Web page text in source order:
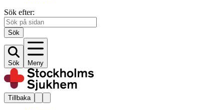
Sök efter:
Sök
Sök Meny
Tillbaka